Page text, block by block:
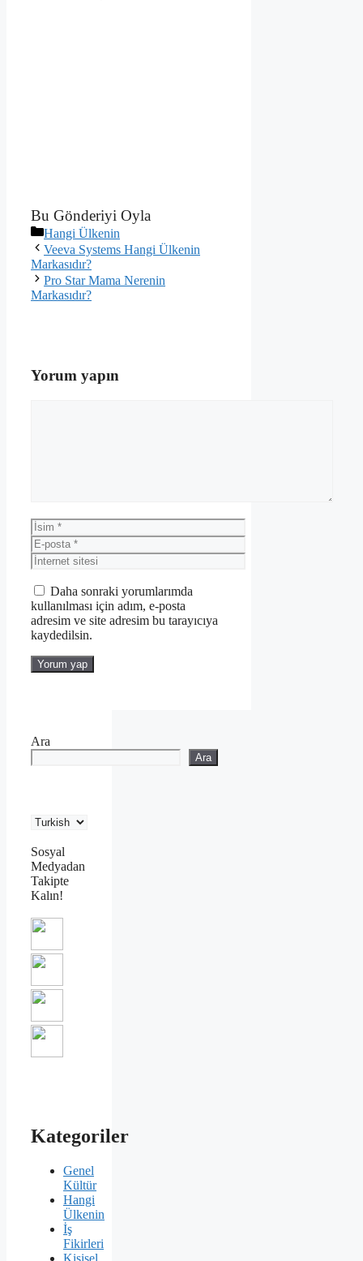
Bu Gönderiyi Oyla
Kategoriler
Hangi Ülkenin
Veeva Systems Hangi Ülkenin
Markasıdır?
Pro Star Mama Nerenin
Markasıdır?
Yorum yapın
İsim
E-
posta
İnternet
sitesi
Daha sonraki yorumlarımda
kullanılması için adım, e-posta
adresim ve site adresim bu tarayıcıya
kaydedilsin.
Ara
Ara
Sosyal
Medyadan
Takipte
Kalın!
Kategoriler
Genel
Kültür
Hangi
Ülkenin
İş
Fikirleri
Kişisel